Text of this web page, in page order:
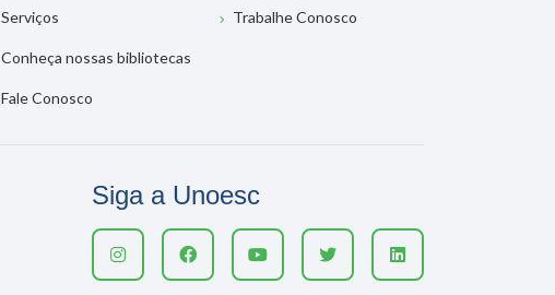
Serviços
Conheça nossas bibliotecas
Fale Conosco
Trabalhe Conosco
Siga a Unoesc